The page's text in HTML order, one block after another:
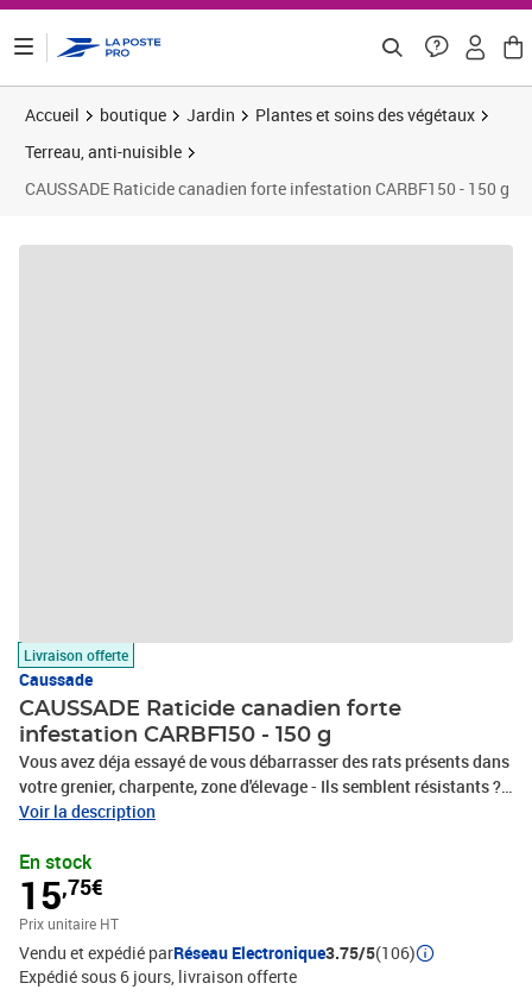
Accueil boutique Jardin
Plantes et soins des végétaux
Terreau, anti-nuisible
CAUSSADE Raticide canadien forte infestation CARBF150 - 150 g
Livraison offerte
Caussade
CAUSSADE Raticide canadien forte
infestation CARBF150 - 150 g
Vous avez déja essayé de vous débarrasser des rats présents dans
votre grenier, charpente, zone d'élevage - Ils semblent résistants ? -
Raticide canadien est un rodenticide tres appétent conçu pour
classiques.
Voir la description
En stock
15,75€
Prix unitaire HT
Vendu et expédié parRéseau Electronique3.75/5(106)
Expédié sous 6 jours livraison offerte